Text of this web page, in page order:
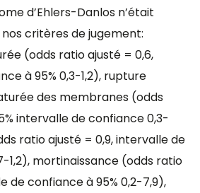
d’Ehlers-Danlos n’était
critères de jugement:
(odds ratio ajusté = 0,6,
à 95% 0,3-1,2), rupture
des membranes (odds
intervalle de confiance 0,3-
ratio ajusté = 0,9, intervalle de
1,2), mortinaissance (odds ratio
de confiance à 95% 0,2-7,9),